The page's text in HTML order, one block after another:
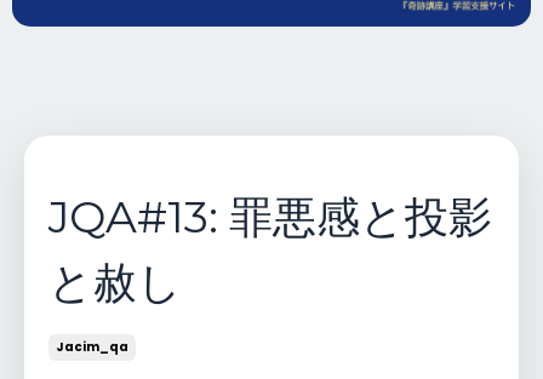
JQA#13: 罪悪感と投影
と赦し
Jacim_qa